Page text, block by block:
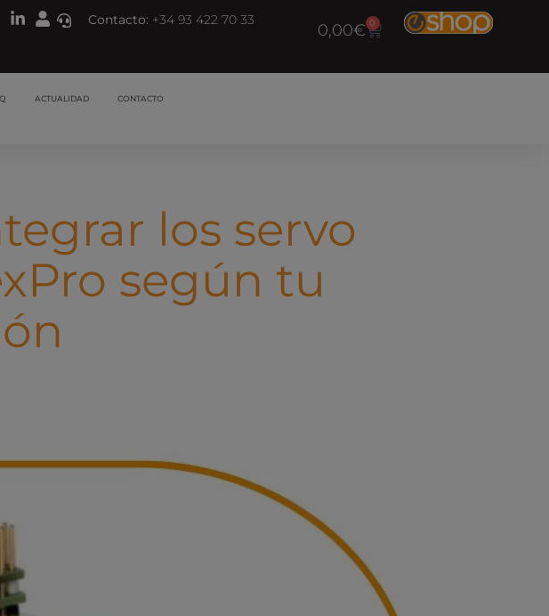
Contacto: +34 93 422 70 33
0,00€ 0
ACTUALIDAD CONTACTO
los servo
según tu